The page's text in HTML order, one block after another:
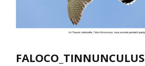
FALOCO_TINNUNCULUS